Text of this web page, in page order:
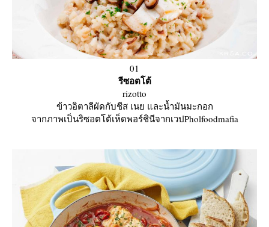
01
รีซอตโต้
rizotto
ข้าวอิตาลีผัดกับชีส เนย และน้ำมันมะกอก
จากภาพเป็นริซอตโต้เห็ดพอร์ชินีจากเวปPholfoodmafia